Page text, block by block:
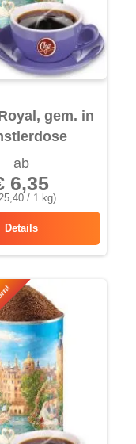
Sternengem. in
/ 1 kg)
ab
6,35
Details
Rarität Royal, gem. in